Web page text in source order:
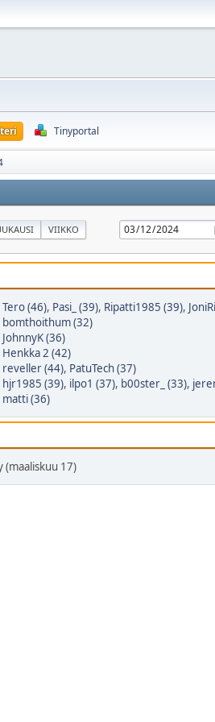
Tinyportal
VIIKKO
Tero (46), Pasi_ (39), Ripatti1985 (39),
bomthoithum (32)
JohnnyK (36)
Henkka 2 (42)
reveller (44), PatuTech (37)
hjr1985 (39), ilpo1 (37), b00ster_ (33),
matti (36)
(maaliskuu 17)